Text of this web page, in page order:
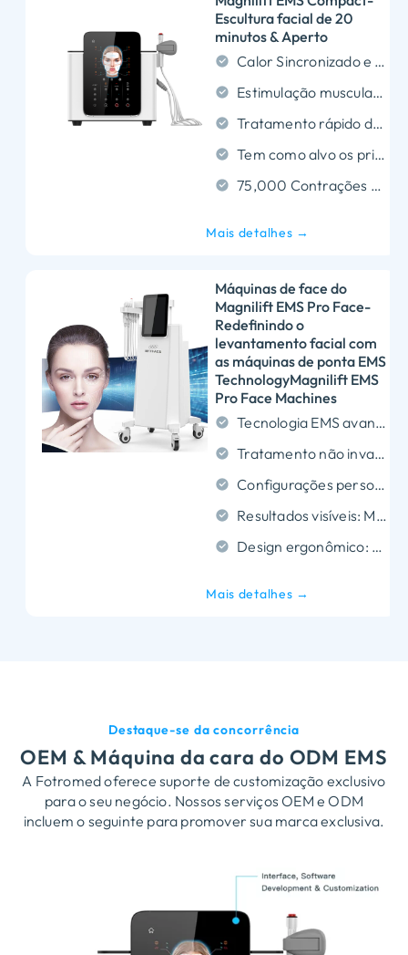
Escultura facial de 20
minutos & Aperto
Calor Sincronizado e Tecnologia Magnética: Fornece calor simultâneo e forte energia magnética pulsada para estimular os músculos faciais e firmar a pele para uma elevação natural.
Estimulação muscular não invasiva: Desencadeia contrações musculares elétricas, imitando movimentos faciais naturais para alcançar uma aparência mais definida e jovem.
Tratamento rápido de 20 minutos: A sessão completa de tratamento facial leva apenas 20 minutos, permitindo que os clientes vejam resultados rápidos com tempo de inatividade mínimo.
Tem como alvo os principais músculos faciais: Concentra-se em músculos essenciais, como o frontal para levantar a testa e os músculos zigomáticos para contornar as bochechas e a mandíbula.
75,000 Contrações musculares por sessão: Cada tratamento produz aproximadamente 75,000 pulsos elétricos, ativando contrações musculares para aperto e tonificação visíveis.
Mais detalhes →
Máquinas de face do
Magnilift EMS Pro Face-
Redefinindo o
levantamento facial com
as máquinas de ponta EMS
TechnologyMagnilift EMS
Pro Face Machines
Tecnologia EMS avançada: Fornece pulsos elétricos precisos para estimular os músculos faciais para levantamento e tonificação.
Tratamento não invasivo: Fornece um cofre, confortável, e solução não cirúrgica para melhorar a firmeza da pele e reduzir rugas.
Configurações personalizáveis: Permite níveis de intensidade ajustáveis ​​para atender diferentes tipos de pele e necessidades de tratamento.
Resultados visíveis: Melhora os contornos faciais, proporcionando melhorias imediatas e de longo prazo na pele.
Design ergonômico: Elegante, unidade móvel para fácil utilização em ambientes profissionais, garantindo conveniência e eficiência.
Mais detalhes →
Destaque-se da concorrência
OEM & Máquina da cara do ODM EMS
A Fotromed oferece suporte de customização exclusivo
para o seu negócio. Nossos serviços OEM e ODM
incluem o seguinte para promover sua marca exclusiva.